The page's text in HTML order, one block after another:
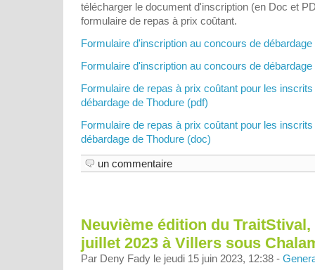
télécharger le document d'inscription (en Doc et
formulaire de repas à prix coûtant.
Formulaire d'inscription au concours de
Formulaire d'inscription au concours de
Formulaire de repas à prix coûtant pour les
débardage de Thodure (pdf)
Formulaire de repas à prix coûtant pour les
débardage de Thodure (doc)
un commentaire
Neuvième édition du TraitStival,
juillet 2023 à Villers sous
Par Deny Fady le jeudi 15 juin 2023, 12:38 -